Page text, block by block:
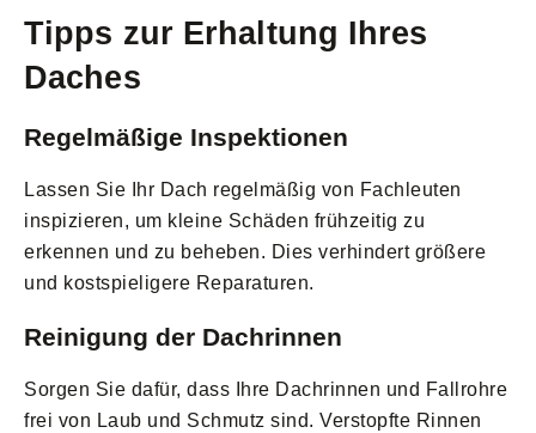
Tipps zur Erhaltung Ihres
Daches
Regelmäßige Inspektionen
Lassen Sie Ihr Dach regelmäßig von Fachleuten
inspizieren, um kleine Schäden frühzeitig zu
erkennen und zu beheben. Dies verhindert größere
und kostspieligere Reparaturen.
Reinigung der Dachrinnen
Sorgen Sie dafür, dass Ihre Dachrinnen und Fallrohre
frei von Laub und Schmutz sind. Verstopfte Rinnen